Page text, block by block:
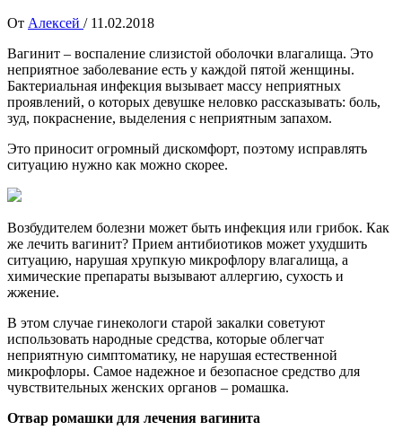
От Алексей / 11.02.2018
Вагинит – воспаление слизистой оболочки влагалища. Это
неприятное заболевание есть у каждой пятой женщины.
Бактериальная инфекция вызывает массу неприятных
проявлений, о которых девушке неловко рассказывать: боль,
зуд, покраснение, выделения с неприятным запахом.
Это приносит огромный дискомфорт, поэтому исправлять
ситуацию нужно как можно скорее.
Возбудителем болезни может быть инфекция или грибок. Как
же лечить вагинит? Прием антибиотиков может ухудшить
ситуацию, нарушая хрупкую микрофлору влагалища, а
химические препараты вызывают аллергию, сухость и
жжение.
В этом случае гинекологи старой закалки советуют
использовать народные средства, которые облегчат
неприятную симптоматику, не нарушая естественной
микрофлоры. Самое надежное и безопасное средство для
чувствительных женских органов – ромашка.
Отвар ромашки для лечения вагинита